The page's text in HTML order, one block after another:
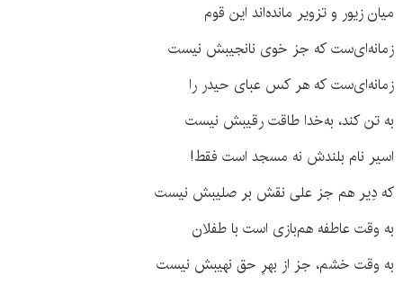
میان زیور و تزویر مانده‌اند این قوم
زمانه‌ای‌ست که جز خوی نانجیبش نیست
زمانه‌ای‌ست که هر کس عبای حیدر را
به تن کند، به‌خدا طاقت رقیبش نیست
اسیر نام بلندش نه مسجد است فقط!
که دِیر هم جز علی نقش بر صلیبش نیست
به وقت عاطفه هم‌بازی است با طفلان
به وقت خشم، جز از بهرِ حق نهیبش نیست